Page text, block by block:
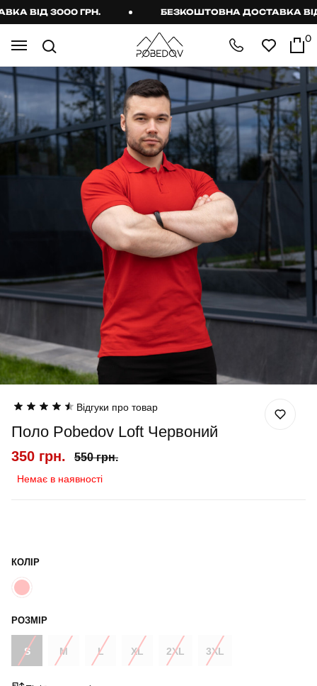
ВІД 3000 ГРН. БЕЗКОШТОВНА ДОСТАВКА ВІД
0
Відгуки про товар
Поло Pobedov Loft Червоний
350 грн. 550 грн.
Немає в наявності
КОЛІР
РОЗМІР
S M L XL 2XL 3XL